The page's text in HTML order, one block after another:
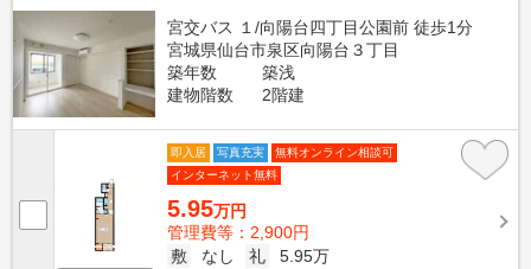
宮交バス １/向陽台四丁目公園前 徒歩1分
宮城県仙台市泉区向陽台３丁目
築年数
築浅
建物階数
2階建
即入居 写真充実
無料オンライン相談可
インターネット無料
5.95万円
管理費等：2,900円
敷
なし 礼
5.95万